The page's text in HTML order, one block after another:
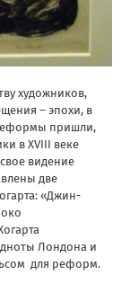
художников,
– эпохи, в
пришли,
в XVIII веке
видение
две
«Джин-
Лондона и
для реформ.